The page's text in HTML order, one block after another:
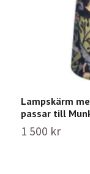
Lampskärm
passar till
1 500 kr